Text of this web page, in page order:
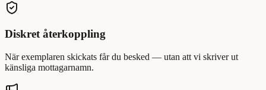
Diskret återkoppling
När exemplaren skickats får du besked — utan att vi skriver ut
känsliga mottagarnamn.